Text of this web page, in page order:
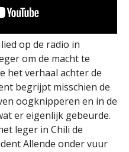
op de radio in
om de macht te
het verhaal achter de
begrijpt misschien de
oogknipperen en in de
er eigenlijk gebeurde.
leger in Chili de
Allende onder vuur